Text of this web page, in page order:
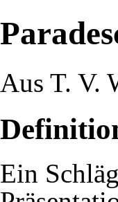
Aus T. V.
Ein